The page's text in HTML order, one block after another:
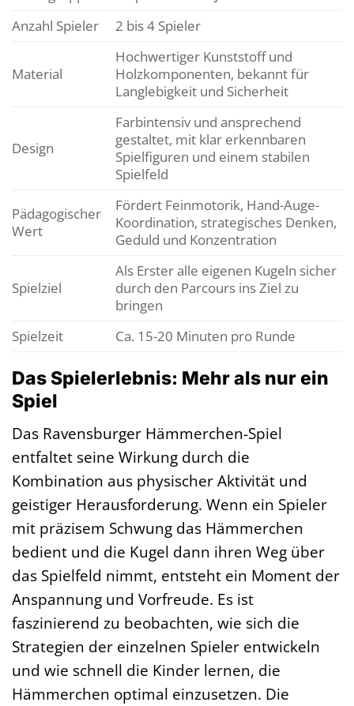
Anzahl Spieler
2 bis 4 Spieler
Material
Hochwertiger Kunststoff und
Holzkomponenten, bekannt für
Langlebigkeit und Sicherheit
Design
Farbintensiv und ansprechend
gestaltet, mit klar erkennbaren
Spielfiguren und einem stabilen
Spielfeld
Pädagogischer
Wert
Fördert Feinmotorik, Hand-Auge-
Koordination, strategisches Denken,
Geduld und Konzentration
Spielziel
Als Erster alle eigenen Kugeln sicher
durch den Parcours ins Ziel zu
bringen
Spielzeit
Ca. 15-20 Minuten pro Runde
Das Spielerlebnis: Mehr als nur ein
Spiel
Das Ravensburger Hämmerchen-Spiel
entfaltet seine Wirkung durch die
Kombination aus physischer Aktivität und
geistiger Herausforderung. Wenn ein Spieler
mit präzisem Schwung das Hämmerchen
bedient und die Kugel dann ihren Weg über
das Spielfeld nimmt, entsteht ein Moment der
Anspannung und Vorfreude. Es ist
faszinierend zu beobachten, wie sich die
Strategien der einzelnen Spieler entwickeln
und wie schnell die Kinder lernen, die
Hämmerchen optimal einzusetzen. Die